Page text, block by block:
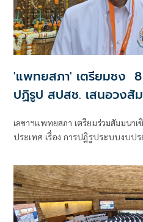
'แพทยสภา' เตรียมชง
ปฏิรูป สปสช. เสนอวงสั
เลขาฯแพทยสภา เตรียมร่วมสัมมนาเ
ประเทศ เรื่อง การปฏิรูประบบงบป
ชาติ